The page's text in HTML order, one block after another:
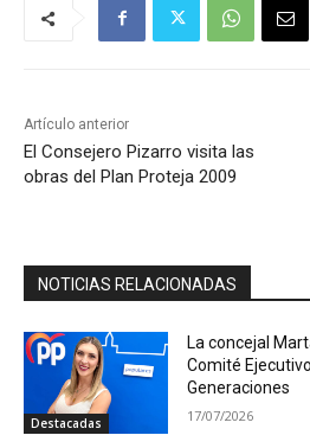
Artículo anterior
El Consejero Pizarro visita las
obras del Plan Proteja 2009
NOTICIAS RELACIONADAS
Destacadas
La concejal
Comité
Generaciones
17/07/2026